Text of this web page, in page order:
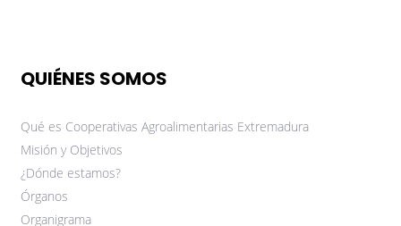
QUIÉNES SOMOS
Qué es Cooperativas Agroalimentarias Extremadura
Misión y Objetivos
¿Dónde estamos?
Órganos
Organigrama